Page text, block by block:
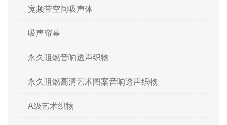
宽频带空间吸声体
吸声帘幕
永久阻燃音响透声织物
永久阻燃高清艺术图案音响透声织物
A级艺术织物